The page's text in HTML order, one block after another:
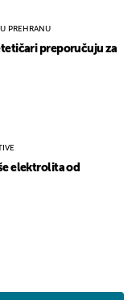
PREHRANU
preporučuju za
elektrolita od